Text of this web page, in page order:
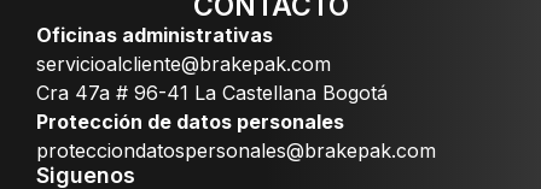
Oficinas administrativas
servicioalcliente@brakepak.com
Cra 47a # 96-41 La Castellana Bogotá
Protección de datos personales
protecciondatospersonales@brakepak.com
Siguenos